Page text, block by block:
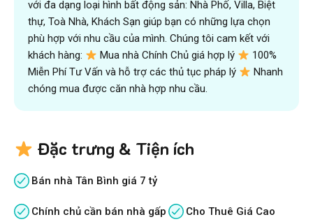
với đa dạng loại hình bất động sản: Nhà Phố, Villa, Biệt
thự, Toà Nhà, Khách Sạn giúp bạn có những lựa chọn
phù hợp với nhu cầu của mình. Chúng tôi cam kết với
khách hàng:
Mua nhà Chính Chủ giá hợp lý
100%
Miễn Phí Tư Vấn và hỗ trợ các thủ tục pháp lý
Nhanh
chóng mua được căn nhà hợp nhu cầu.
Đặc trưng & Tiện ích
Bán nhà Tân Bình giá 7 tỷ
Chính chủ cần bán nhà gấp Cho Thuê Giá Cao